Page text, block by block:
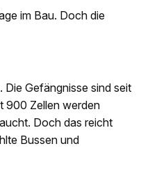
im Bau. Doch die
Gefängnisse sind seit
900 Zellen werden
Doch das reicht
Bussen und